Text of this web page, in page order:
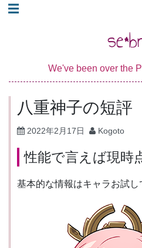
コ☰
We've been over the
八重神子の短評
2022年2月17日 Kogoto
性能で言えば現時
基本的な情報はキャラお試し